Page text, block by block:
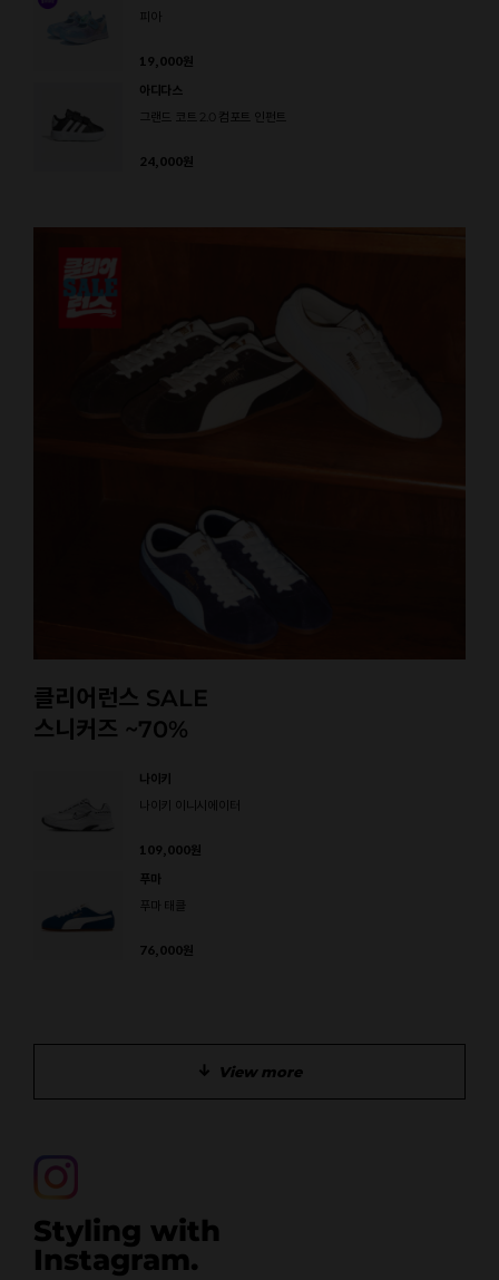
피아
19,000원
아디다스
그랜드 코트 2.0 컴포트 인펀트
24,000원
클리어런스 SALE
스니커즈 ~70%
나이키
나이키 이니시에이터
109,000원
푸마
푸마 태클
76,000원
View more
Styling with
Instagram.